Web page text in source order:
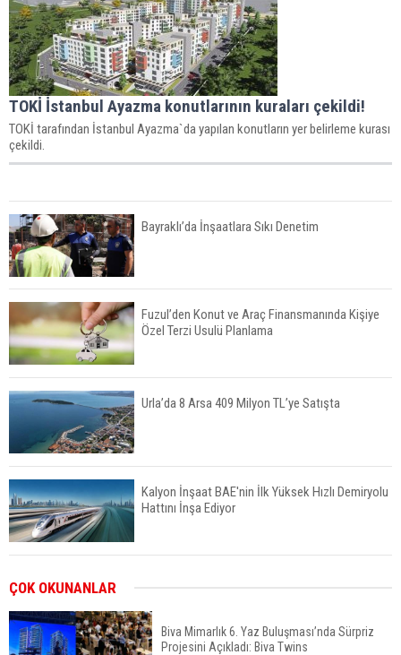
TOKİ İstanbul Ayazma konutlarının kuraları çekildi!
TOKİ tarafından İstanbul Ayazma`da yapılan konutların yer belirleme kurası
çekildi.
Bayraklı’da İnşaatlara Sıkı Denetim
Fuzul’den Konut ve Araç Finansmanında Kişiye
Özel Terzi Usulü Planlama
Urla’da 8 Arsa 409 Milyon TL’ye Satışta
Kalyon İnşaat BAE'nin İlk Yüksek Hızlı Demiryolu
Hattını İnşa Ediyor
ÇOK OKUNANLAR
Biva Mimarlık 6. Yaz Buluşması’nda Sürpriz
Projesini Açıkladı: Biva Twins